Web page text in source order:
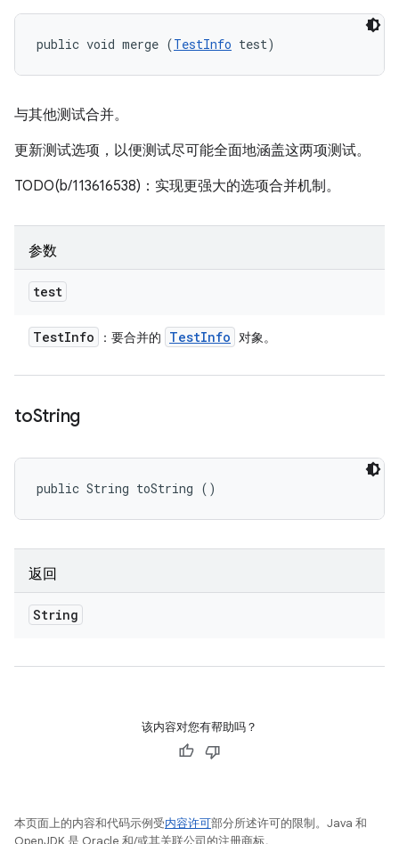
public void merge (TestInfo test)
与其他测试合并。
更新测试选项，以便测试尽可能全面地涵盖这两项测试。
TODO(b/113616538)：实现更强大的选项合并机制。
参数
test
TestInfo ：要合并的 TestInfo 对象。
toString
public String toString ()
返回
String
该内容对您有帮助吗？
本页面上的内容和代码示例受内容许可部分所述许可的限制。Java 和
OpenJDK 是 Oracle 和/或其关联公司的注册商标。